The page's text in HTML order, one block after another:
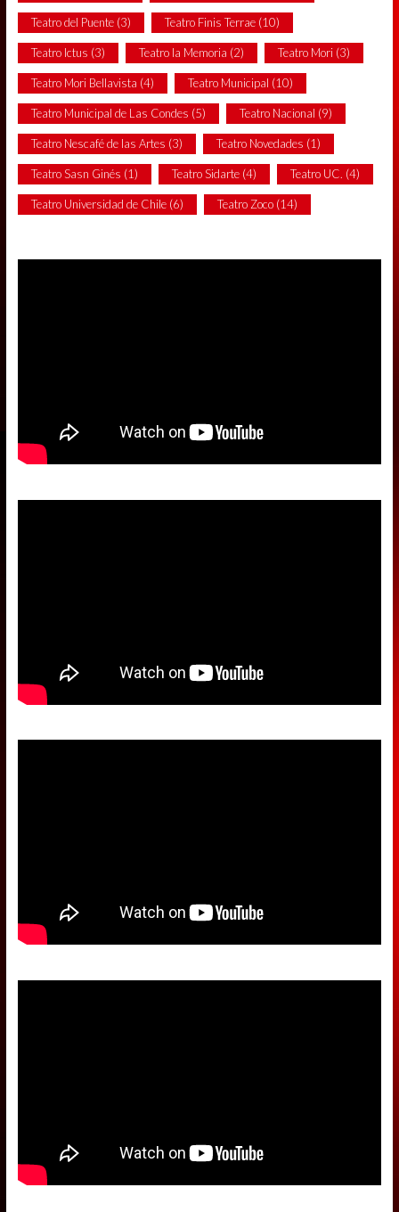
Teatro del Puente(3) Teatro Finis Terrae(10)
Teatro Ictus (3) Teatro la Memoria (2) Teatro Mori (3)
Teatro Mori Bellavista (4) Teatro Municipal (10)
Teatro Municipal de Las Condes (5) Teatro Nacional (9)
Teatro Nescafé de las Artes (3) Teatro Novedades (1)
Teatro Sasn Ginés (1) Teatro Sidarte(4) Teatro UC. (4)
Teatro Universidad de Chile(6) Teatro Zoco(14)